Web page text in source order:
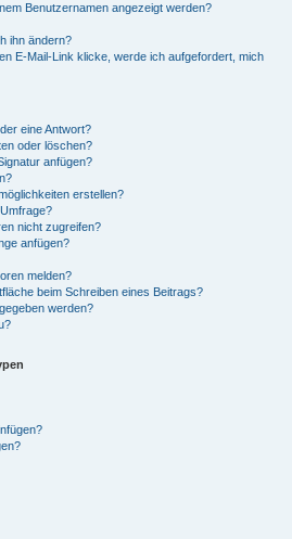
Benutzernamen angezeigt werden?
ihn ändern?
E-Mail-Link klicke, werde ich aufgefordert, mich
eine Antwort?
oder löschen?
anfügen?
erstellen?
nicht zugreifen?
anfügen?
melden?
beim Schreiben eines Beitrags?
werden?